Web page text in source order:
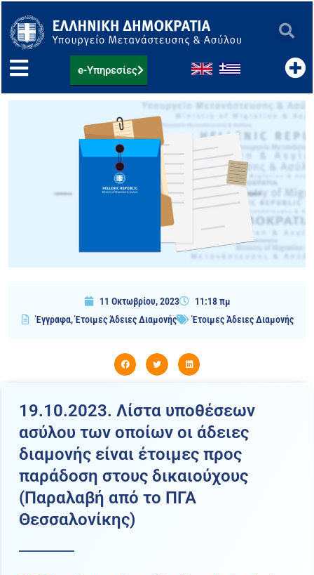
στο
περιεχόμενο
e-Υπηρεσίες
11 Οκτωβρίου, 2023
11:18 πμ
Έγγραφα,Έτοιμες Άδειες Διαμονής Έτοιμες Άδειες Διαμονής
19.10.2023. Λίστα υποθέσεων
ασύλου των οποίων οι άδειες
διαμονής είναι έτοιμες προς
παράδοση στους δικαιούχους
(Παραλαβή από το ΠΓΑ
Θεσσαλονίκης)